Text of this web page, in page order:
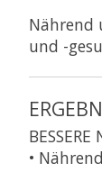
Nährend
und -
•